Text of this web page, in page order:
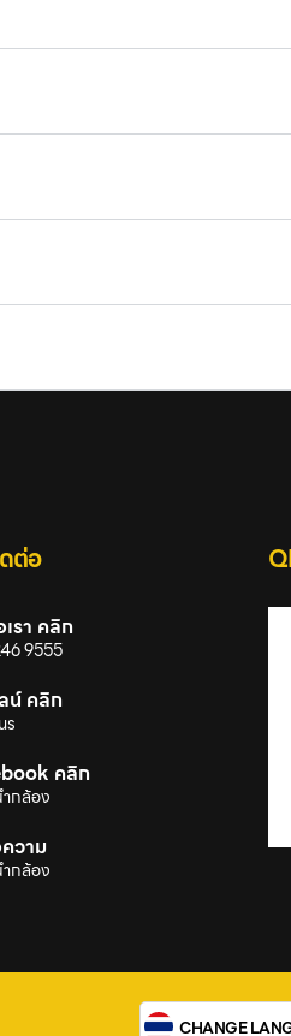
ต่อ
รา คลิก
9555
น์ คลิก
คลิก
กล้อง
วาม
กล้อง
CHANGE